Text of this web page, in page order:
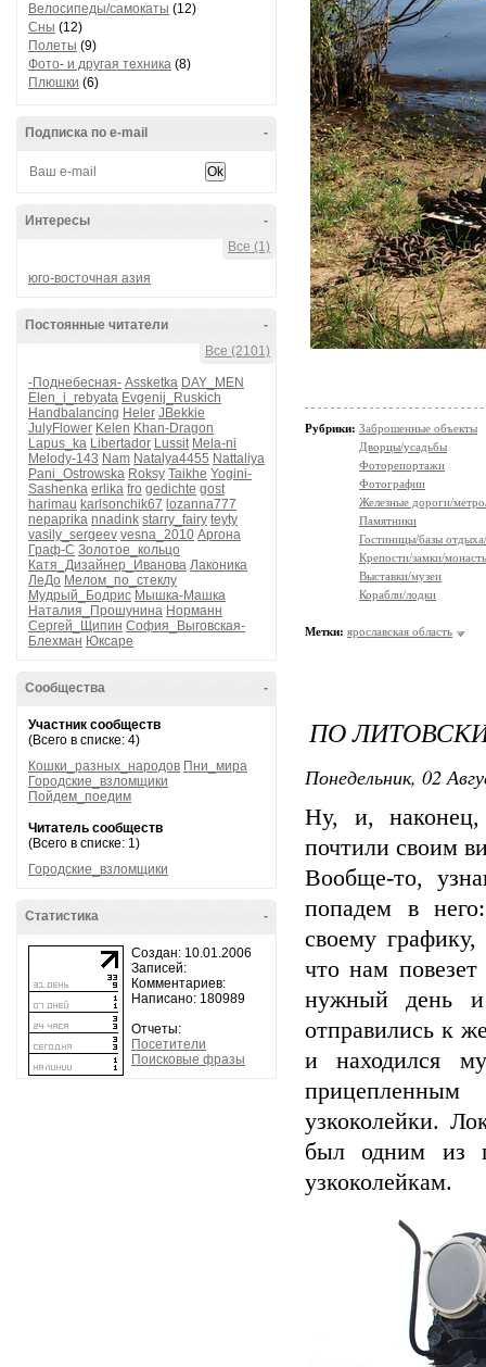
Велосипеды/самокаты (12)
Сны (12)
Полеты (9)
Фото- и другая техника (8)
Плюшки (6)
-
Подписка по e-mail
-
Интересы
Все (1)
юго-восточная азия
-
Постоянные читатели
Все (2101)
-Поднебесная- Assketka DAY_MEN
Elen_i_rebyata Evgenij_Ruskich
Handbalancing Heler JBekkie
JulyFlower Kelen Khan-Dragon
Lapus_ka Libertador Lussit Mela-ni
Melody-143 Nam Natalya4455 Nattaliya
Pani_Ostrowska Roksy Taikhe Yogini-
Sashenka erlika fro gedichte gost
harimau karlsonchik67 lozanna777
nepaprika nnadink starry_fairy teyty
vasily_sergeev vesna_2010 Аргона
Граф-С Золотое_кольцо
Катя_Дизайнер_Иванова Лаконика
ЛеДо Мелом_по_стеклу
Мудрый_Бодрис Мышка-Машка
Наталия_Прошунина Норманн
Сергей_Щипин София_Выговская-
Блехман Юксаре
-
Сообщества
Участник сообществ
(Всего в списке: 4)
Кошки_разных_народов Пни_мира
Городские_взломщики
Пойдем_поедим
Читатель сообществ
(Всего в списке: 1)
Городские_взломщики
-
Статистика
Создан: 10.01.2006
Записей:
Комментариев:
Написано: 180989
Отчеты:
Посетители
Поисковые фразы
Рубрики: Заброшенные объекты
Дворцы/усадьбы
Фоторепортажи
Фотографии
Железные дороги/
Памятники
Гостиницы/базы
Крепости/замки/
Выставки/музеи
Корабли/лодки
Метки: ярославская область
ПО
Понедельник, 02
Ну, и,
почтили своим
Вообще-то,
попадем в
своему
что нам
нужный день
отправились к
и находился
узкоколейки.
был одним из
узкоколейкам.